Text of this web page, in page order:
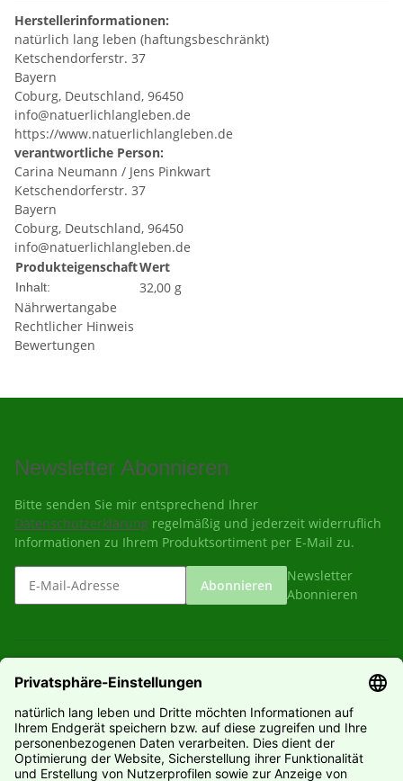
Herstellerinformationen:
natürlich lang leben (haftungsbeschränkt)
Ketschendorferstr. 37
Bayern
Coburg, Deutschland, 96450
info@natuerlichlangleben.de
https://www.natuerlichlangleben.de
verantwortliche Person:
Carina Neumann / Jens Pinkwart
Ketschendorferstr. 37
Bayern
Coburg, Deutschland, 96450
info@natuerlichlangleben.de
ProdukteigenschaftWert
Inhalt:
32,00 g
Nährwertangabe
Rechtlicher Hinweis
Bewertungen
Newsletter Abonnieren
Bitte senden Sie mir entsprechend Ihrer
Datenschutzerklärung regelmäßig und jederzeit widerruflich
Informationen zu Ihrem Produktsortiment per E-Mail zu.
Abonnieren
Newsletter
Abonnieren
Informationen
Hersteller